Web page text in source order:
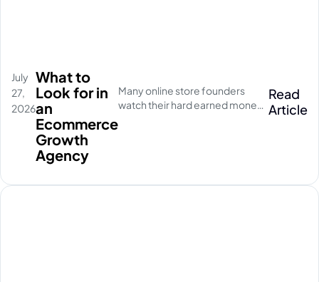
What to
Look for in
an
Ecommerce
Growth
Agency
July
27,
2026
Many online store founders
watch their hard earned money
Read
Article